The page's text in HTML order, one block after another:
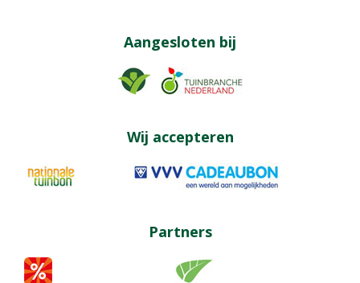
Aangesloten bij
Wij accepteren
Partners